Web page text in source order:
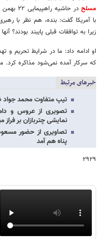
مسلح
در
با آمریکا گفت: بنده، هم نظر با
زیرا به توافقات قبلی پایبند بودند؟
او ادامه داد: ما در شرایط تحریم و
که سرکار آمده نمی‌شود مذاکره کرد.
خبرهای مرتبط
تیپ متفاوت محمد جواد ظریف
نمایشی چتربازان بر فراز
پناه هم آمد
۲۹۲۹